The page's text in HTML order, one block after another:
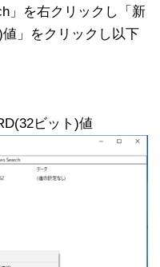
」を右クリックし「新
」をクリックし以下
ビット)値